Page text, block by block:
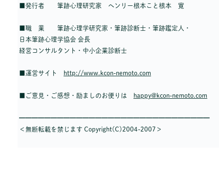
■発行者 筆跡心理研究家 ヘンリー根本こと根本 寛
■職 業 筆跡心理学研究家・筆跡診断士・筆跡鑑定人・
日本筆跡心理学協会 会長
経営コンサルタント・中小企業診断士
■運営サイト http://www.kcon-nemoto.com
■ご意見・ご感想・励ましのお便りは happy@kcon-nemoto.com
━━━━━━━━━━━━━━━━━━━━━━━━━━━━━━
＜無断転載を禁じます Copyright(C)2004-2007＞